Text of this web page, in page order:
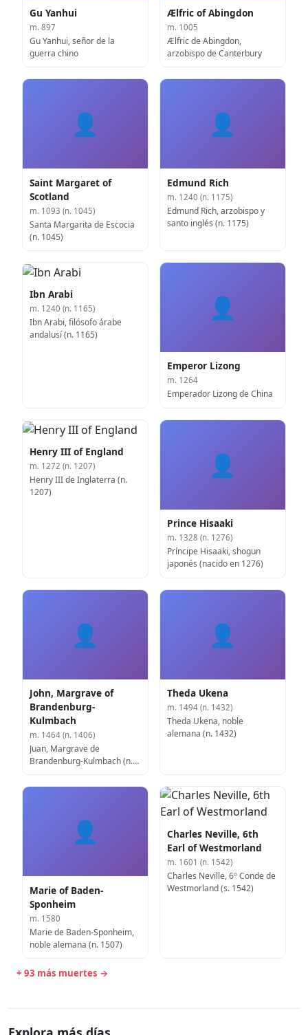
Gu Yanhui
m. 897
Gu Yanhui, señor de la
guerra chino
Ælfric of Abingdon
m. 1005
Ælfric de Abingdon,
arzobispo de Canterbury
👤
Saint Margaret of
Scotland
m. 1093 (n. 1045)
Santa Margarita de Escocia
(n. 1045)
👤
Edmund Rich
m. 1240 (n. 1175)
Edmund Rich, arzobispo y
santo inglés (n. 1175)
Ibn Arabi
m. 1240 (n. 1165)
Ibn Arabi, filósofo árabe
andalusí (n. 1165)
👤
Emperor Lizong
m. 1264
Emperador Lizong de China
Henry III of England
m. 1272 (n. 1207)
Henry III de Inglaterra (n.
1207)
👤
Prince Hisaaki
m. 1328 (n. 1276)
Príncipe Hisaaki, shogun
japonés (nacido en 1276)
👤
John, Margrave of
Brandenburg-
Kulmbach
m. 1464 (n. 1406)
Juan, Margrave de
Brandenburg-Kulmbach (n.
👤
Theda Ukena
m. 1494 (n. 1432)
Theda Ukena, noble
alemana (n. 1432)
👤
Marie of Baden-
Sponheim
m. 1580
Marie de Baden-Sponheim,
noble alemana (n. 1507)
Charles Neville, 6th
Earl of Westmorland
m. 1601 (n. 1542)
Charles Neville, 6º Conde de
Westmorland (s. 1542)
+ 93 más muertes →